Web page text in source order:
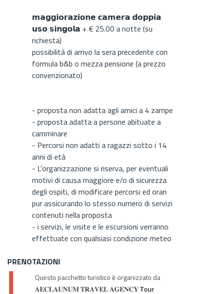
𝗺𝗮𝗴𝗴𝗶𝗼𝗿𝗮𝘇𝗶𝗼𝗻𝗲 𝗰𝗮𝗺𝗲𝗿𝗮 𝗱𝗼𝗽𝗽𝗶𝗮
𝘂𝘀𝗼 𝘀𝗶𝗻𝗴𝗼𝗹𝗮 + € 25.00 a notte (su
richiesta)
possibilità di arrivo la sera precedente con
formula b&b o mezza pensione (a prezzo
convenzionato)
- proposta non adatta agli amici a 4 zampe
- proposta adatta a persone abituate a
camminare
- Percorsi non adatti a ragazzi sotto i 14
anni di età
- L'organizzazione si riserva, per eventuali
motivi di causa maggiore e/o di sicurezza
degli ospiti, di modificare percorsi ed orari
pur assicurando lo stesso numero di servizi
contenuti nella proposta
- i servizi, le visite e le escursioni verranno
effettuate con qualsiasi condizione meteo
PRENOTAZIONI
Questo pacchetto turistico è organizzato da
𝐀𝐄𝐂𝐋𝐀𝐔𝐍𝐔𝐌 𝐓𝐑𝐀𝐕𝐄𝐋 𝐀𝐆𝐄𝐍𝐂𝐘 𝗧𝗼𝘂𝗿